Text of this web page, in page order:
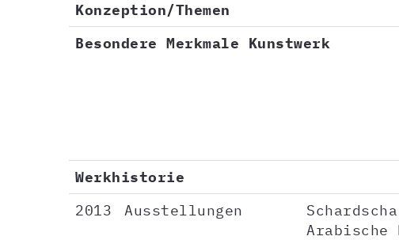
Konzeption/Themen
Besondere Merkmale Kunstwerk
Werkhistorie
2013
Ausstellungen
Arabische